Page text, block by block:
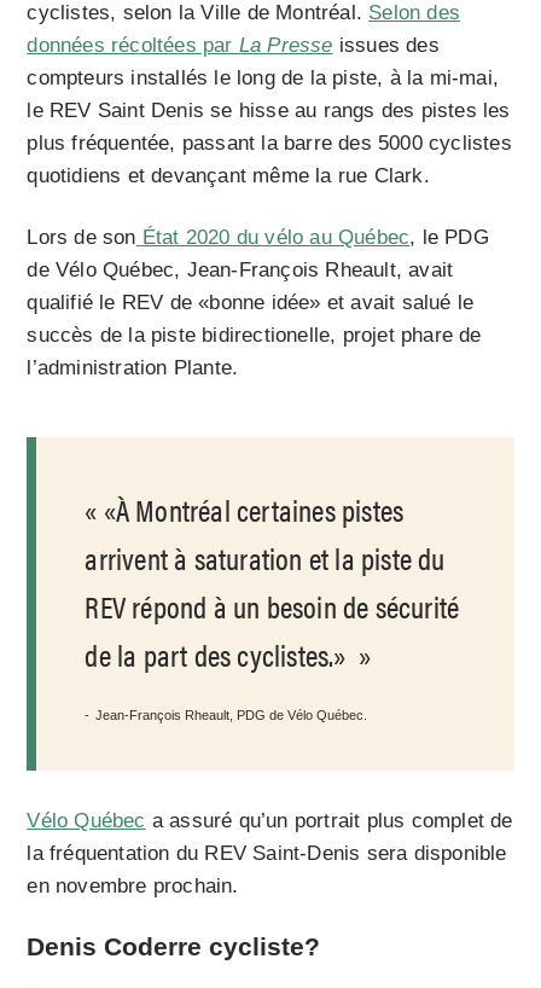
cyclistes, selon la Ville de Montréal. Selon des
données récoltées par La Presse issues des
compteurs installés le long de la piste, à la mi-mai,
le REV Saint Denis se hisse au rangs des pistes les
plus fréquentée, passant la barre des 5000 cyclistes
quotidiens et devançant même la rue Clark.
Lors de son État 2020 du vélo au Québec, le PDG
de Vélo Québec, Jean-François Rheault, avait
qualifié le REV de «bonne idée» et avait salué le
succès de la piste bidirectionelle, projet phare de
l’administration Plante.
«À Montréal certaines pistes
arrivent à saturation et la piste du
REV répond à un besoin de sécurité
de la part des cyclistes.»
Jean-François Rheault, PDG de Vélo Québec.
Vélo Québec a assuré qu’un portrait plus complet de
la fréquentation du REV Saint-Denis sera disponible
en novembre prochain.
Denis Coderre cycliste?